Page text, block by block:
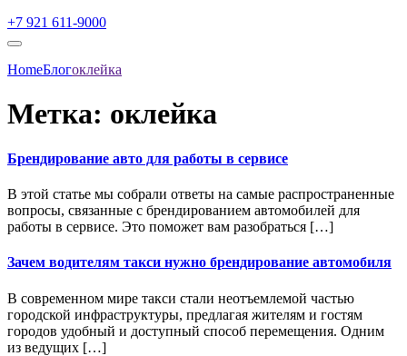
+7 921 611-9000
HomeБлогоклейка
Метка: оклейка
Брендирование авто для работы в сервисе
В этой статье мы собрали ответы на самые распространенные
вопросы, связанные с брендированием автомобилей для
работы в сервисе. Это поможет вам разобраться […]
Зачем водителям такси нужно брендирование автомобиля
В современном мире такси стали неотъемлемой частью
городской инфраструктуры, предлагая жителям и гостям
городов удобный и доступный способ перемещения. Одним
из ведущих […]